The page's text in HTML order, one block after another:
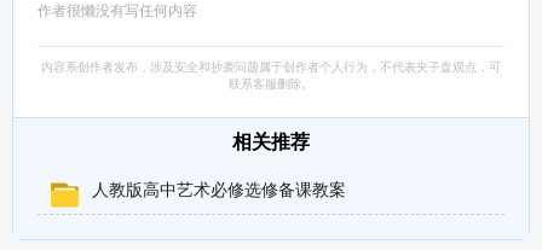
相关推荐
人教版高中艺术必修选修备课教案
作者很懒没有写任何内容
内容系创作者发布，涉及安全和抄袭问题属于创作者个人行为，不代表夹子盘观点，可
联系客服删除。